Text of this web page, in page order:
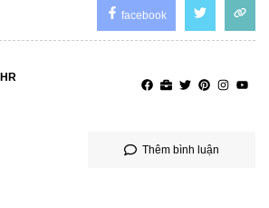
facebook
Thêm bình luận